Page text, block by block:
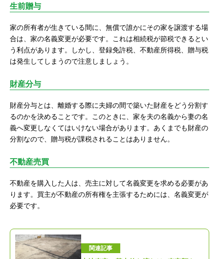
生前贈与
家の所有者が生きている間に、無償で誰かにその家を譲渡する場
合は、家の名義変更が必要です。これは相続税が節税できるとい
う利点があります。しかし、登録免許税、不動産所得税、贈与税
は発生してしまうので注意しましょう。
財産分与
財産分与とは、離婚する際に夫婦の間で築いた財産をどう分割す
るのかを決めることです。このときに、家を夫の名義から妻の名
義へ変更しなくてはいけない場合があります。あくまでも財産の
分割なので、贈与税が課税されることはありません。
不動産売買
不動産を購入した人は、売主に対して名義変更を求める必要があ
ります。買主が不動産の所有権を主張するためには、名義変更が
必要です。
関連記事